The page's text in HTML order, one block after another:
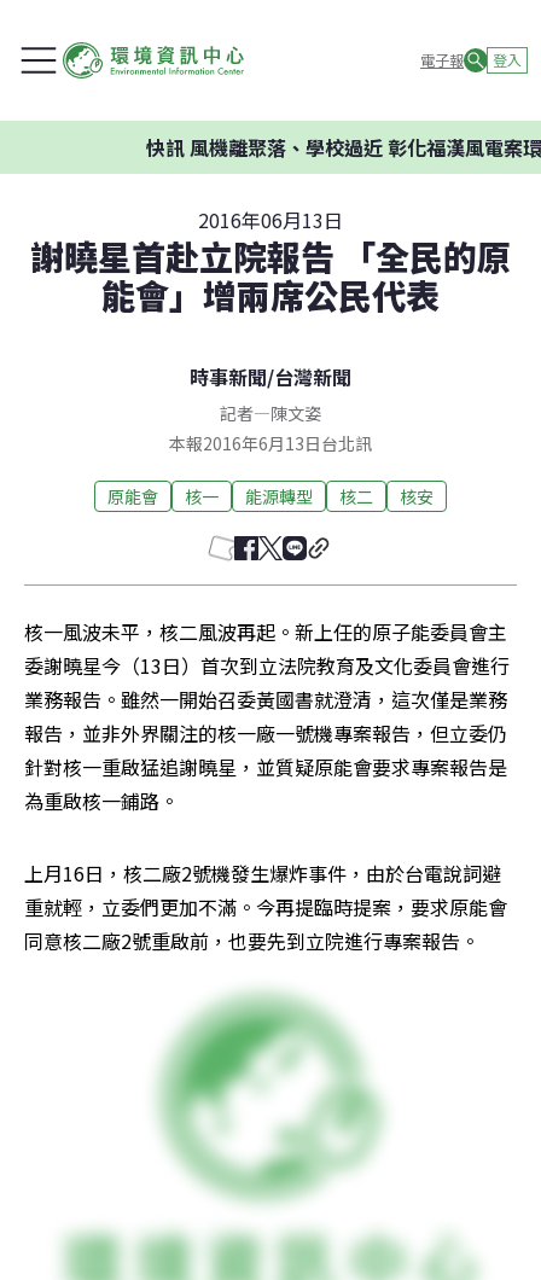
電子報 登入
風機離聚落、學校過近 彰化福漢風電案環委建
2016年06月13日
謝曉星首赴立院報告 「全民的原
能會」增兩席公民代表
時事新聞/台灣新聞
記者—陳文姿
本報2016年6月13日台北訊
原能會 核一 能源轉型 核二 核安
核一風波未平，核二風波再起。新上任的原子能委員會主
委謝曉星今（13日）首次到立法院教育及文化委員會進行
業務報告。雖然一開始召委黃國書就澄清，這次僅是業務
報告，並非外界關注的核一廠一號機專案報告，但立委仍
針對核一重啟猛追謝曉星，並質疑原能會要求專案報告是
為重啟核一鋪路。
上月16日，核二廠2號機發生爆炸事件，由於台電說詞避
重就輕，立委們更加不滿。今再提臨時提案，要求原能會
同意核二廠2號重啟前，也要先到立院進行專案報告。